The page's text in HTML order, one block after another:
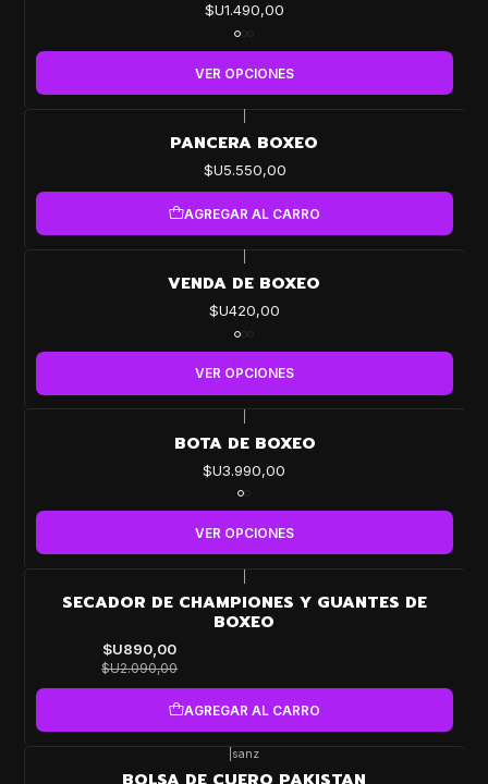
$U1.490,00
VER OPCIONES
PANCERA BOXEO
$U5.550,00
AGREGAR AL CARRO
VENDA DE BOXEO
$U420,00
VER OPCIONES
BOTA DE BOXEO
$U3.990,00
VER OPCIONES
-57%
OFFSECADOR DE CHAMPIONES Y GUANTES DE
BOXEO
$U890,00
$U2.090,00
AGREGAR AL CARRO
sanz